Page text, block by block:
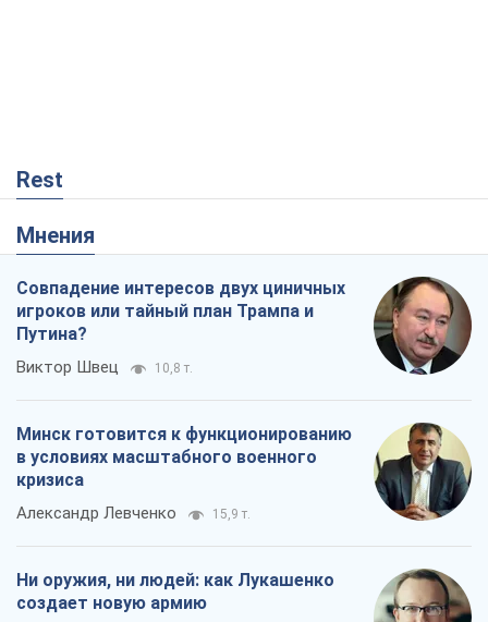
Rest
Мнения
Совпадение интересов двух циничных
игроков или тайный план Трампа и
Путина?
Виктор Швец 10,8 т.
Минск готовится к функционированию
в условиях масштабного военного
кризиса
Александр Левченко 15,9 т.
Ни оружия, ни людей: как Лукашенко
создает новую армию